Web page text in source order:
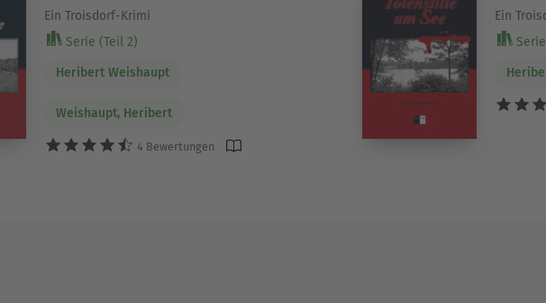
Ein Troisdorf-Krimi
Serie (Teil 2)
Heribert Weishaupt
Weishaupt, Heribert
4 Bewertungen
Ein
Serie